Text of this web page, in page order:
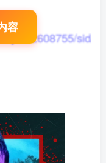
id/2608755/sid/
容